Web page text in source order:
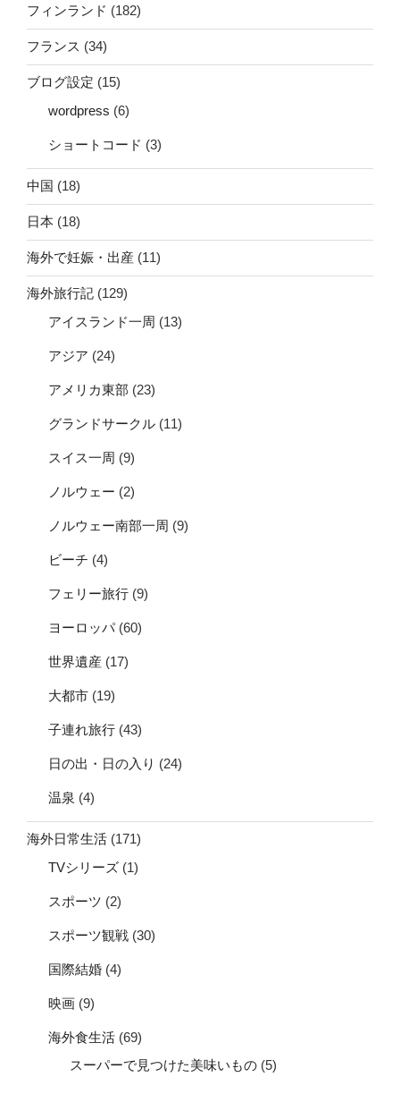
フィンランド (182)
フランス (34)
ブログ設定 (15)
wordpress (6)
ショートコード (3)
中国 (18)
日本 (18)
海外で妊娠・出産 (11)
海外旅行記 (129)
アイスランド一周 (13)
アジア (24)
アメリカ東部 (23)
グランドサークル (11)
スイス一周 (9)
ノルウェー (2)
ノルウェー南部一周 (9)
ビーチ (4)
フェリー旅行 (9)
ヨーロッパ(60)
世界遺産 (17)
大都市 (19)
子連れ旅行 (43)
日の出・日の入り (24)
温泉 (4)
海外日常生活 (171)
TVシリーズ (1)
スポーツ (2)
スポーツ観戦 (30)
国際結婚 (4)
映画 (9)
海外食生活 (69)
スーパーで見つけた美味いもの (5)